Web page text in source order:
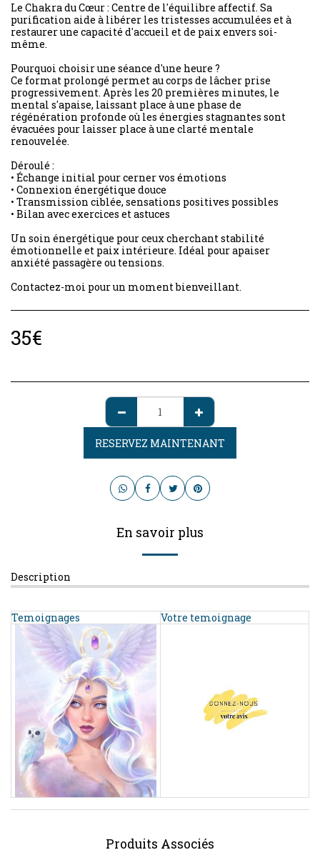
Le Chakra du Cœur : Centre de l'équilibre affectif. Sa
purification aide à libérer les tristesses accumulées et à
restaurer une capacité d'accueil et de paix envers soi-
même.
Pourquoi choisir une séance d'une heure ?
Ce format prolongé permet au corps de lâcher prise
progressivement. Après les 20 premières minutes, le
mental s'apaise, laissant place à une phase de
régénération profonde où les énergies stagnantes sont
évacuées pour laisser place à une clarté mentale
renouvelée.
Déroulé :
• Échange initial pour cerner vos émotions
• Connexion énergétique douce
• Transmission ciblée, sensations positives possibles
• Bilan avec exercices et astuces
Un soin énergétique pour ceux cherchant stabilité
émotionnelle et paix intérieure. Idéal pour apaiser
anxiété passagère ou tensions.
Contactez-moi pour un moment bienveillant.
35€
RESERVEZ MAINTENANT
En savoir plus
Description
Temoignages Votre temoignage
Produits Associés